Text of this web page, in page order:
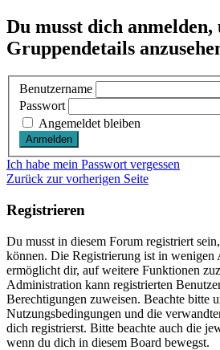
Du musst dich anmelden,
Gruppendetails
Benutzername
Passwort
Angemeldet bleiben
Ich habe mein Passwort vergessen
Zurück zur vorherigen Seite
Registrieren
Du musst in diesem Forum registriert
können. Die Registrierung ist in wenigen
ermöglicht dir, auf weitere Funktionen
Administration kann registrierten
Berechtigungen zuweisen. Beachte bitte
Nutzungsbedingungen und die
dich registrierst. Bitte beachte auch die
wenn du dich in diesem Board bewegst.